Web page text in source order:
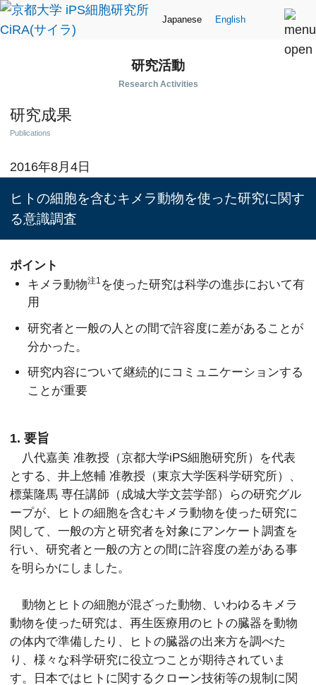
Japanese English
研究活動
Research Activities
研究成果
Publications
2016年8月4日
ヒトの細胞を含むキメラ動物を使った研究に関す
る意識調査
ポイント
キメラ動物注1 を使った研究は科学の進歩において有
用
研究者と一般の人との間で許容度に差があることが
分かった。
研究内容について継続的にコミュニケーションする
ことが重要
1. 要旨
八代嘉美 准教授（京都大学iPS細胞研究所）を代表
とする、井上悠輔 准教授（東京大学医科学研究所）、
標葉隆馬 専任講師（成城大学文芸学部）らの研究グル
ープが、ヒトの細胞を含むキメラ動物を使った研究に
関して、一般の方と研究者を対象にアンケート調査を
行い、研究者と一般の方との間に許容度の差がある事
を明らかにしました。
動物とヒトの細胞が混ざった動物、いわゆるキメラ
動物を使った研究は、再生医療用のヒトの臓器を動物
の体内で準備したり、ヒトの臓器の出来方を調べた
り、様々な科学研究に役立つことが期待されていま
す。日本ではヒトに関するクローン技術等の規制に関